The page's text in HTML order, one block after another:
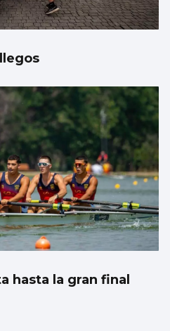
hasta la gran final